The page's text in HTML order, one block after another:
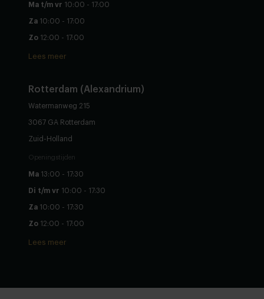
Ma t/m vr 10:00 - 17:00
Za 10:00 - 17:00
Zo 12:00 - 17:00
Lees meer
Rotterdam (Alexandrium)
Watermanweg 215
3067 GA Rotterdam
Zuid-Holland
Openingstijden
Ma 13:00 - 17:30
Di t/m vr 10:00 - 17:30
Za 10:00 - 17:30
Zo 12:00 - 17:00
Lees meer